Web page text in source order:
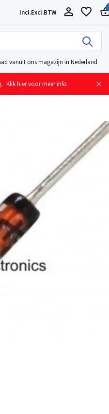
Incl.Excl.BTW
ons magazijn in Nederland
Klik hier voor meer info